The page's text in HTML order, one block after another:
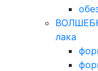
лака